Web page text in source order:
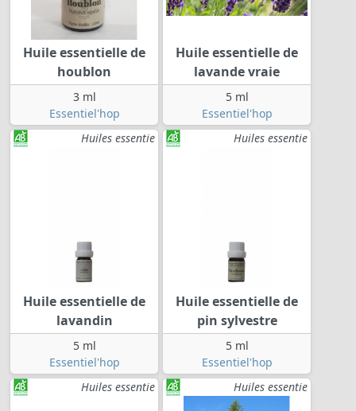
Huile essentielle de
houblon
3 ml
Essentiel'hop
Huile essentielle de
lavande vraie
5 ml
Essentiel'hop
Huiles essentie
Huile essentielle de
lavandin
5 ml
Essentiel'hop
Huiles essentie
Huile essentielle de
pin sylvestre
5 ml
Essentiel'hop
Huiles essentie
Huiles essentie